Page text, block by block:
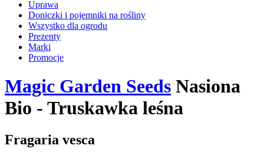
Uprawa
Doniczki i pojemniki na rośliny
Wszystko dla ogrodu
Prezenty
Marki
Promocje
Magic Garden Seeds Nasiona
Bio - Truskawka leśna
Fragaria vesca